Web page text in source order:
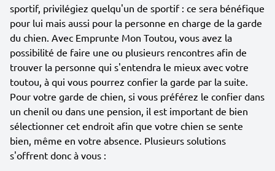
sportif, privilégiez quelqu'un de sportif : ce sera bénéfique
pour lui mais aussi pour la personne en charge de la garde
du chien. Avec Emprunte Mon Toutou, vous avez la
possibilité de faire une ou plusieurs rencontres afin de
trouver la personne qui s'entendra le mieux avec votre
toutou, à qui vous pourrez confier la garde par la suite.
Pour votre garde de chien, si vous préférez le confier dans
un chenil ou dans une pension, il est important de bien
sélectionner cet endroit afin que votre chien se sente
bien, même en votre absence. Plusieurs solutions
s'offrent donc à vous :